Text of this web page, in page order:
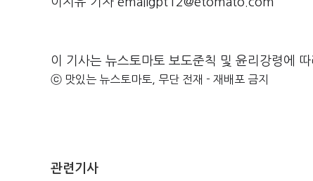
이 기사는 뉴스토마토 보도준칙 및 윤리강령에
ⓒ 맛있는 뉴스토마토, 무단 전재 - 재배포 금지
관련기사